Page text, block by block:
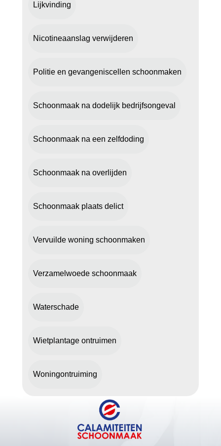
Lijkvinding
Nicotineaanslag verwijderen
Politie en gevangeniscellen schoonmaken
Schoonmaak na dodelijk bedrijfsongeval
Schoonmaak na een zelfdoding
Schoonmaak na overlijden
Schoonmaak plaats delict
Vervuilde woning schoonmaken
Verzamelwoede schoonmaak
Waterschade
Wietplantage ontruimen
Woningontruiming